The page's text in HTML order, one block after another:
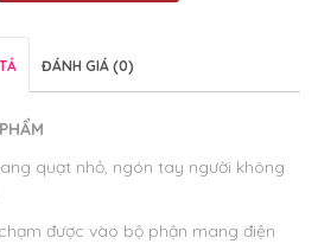
ĐÁNH GIÁ (0)
quạt nhỏ, ngón tay người không
được vào bộ phận mang điện